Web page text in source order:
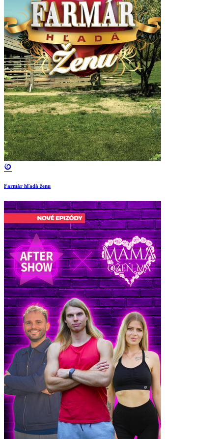
Farmár hľadá ženu